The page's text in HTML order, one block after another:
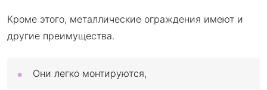
Кроме этого, металлические ограждения имеют и
другие преимущества.
Они легко монтируются,